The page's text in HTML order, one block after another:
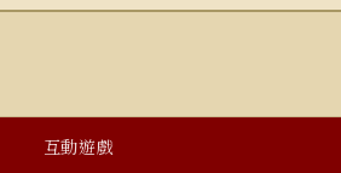
互動遊戲